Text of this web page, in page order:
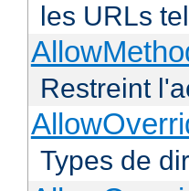
les URLs
Restreint
Types de